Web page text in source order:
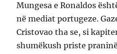
Mungesa e Ronaldos
në mediat portugeze.
Cristovao tha se, si
shumëkush priste